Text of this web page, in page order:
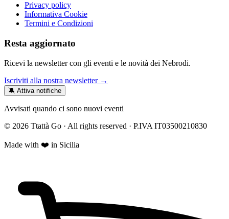
Privacy policy
Informativa Cookie
Termini e Condizioni
Resta aggiornato
Ricevi la newsletter con gli eventi e le novità dei Nebrodi.
Iscriviti alla nostra newsletter →
🔕 Attiva notifiche
Avvisati quando ci sono nuovi eventi
© 2026 Ttattà Go · All rights reserved · P.IVA IT03500210830
Made with ❤️ in Sicilia